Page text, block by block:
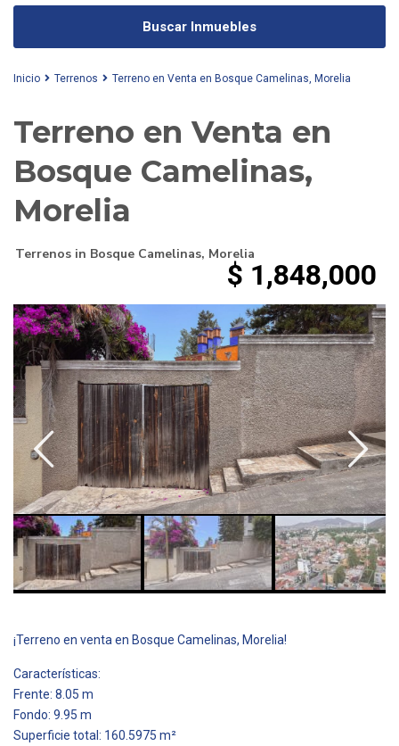
Buscar Inmuebles
Inicio Terrenos Terreno en Venta en Bosque Camelinas, Morelia
Terreno en Venta en
Bosque Camelinas,
Morelia
Terrenos in Bosque Camelinas, Morelia
$ 1,848,000
¡Terreno en venta en Bosque Camelinas, Morelia!
Características:
Frente: 8.05 m
Fondo: 9.95 m
Superficie total: 160.5975 m²